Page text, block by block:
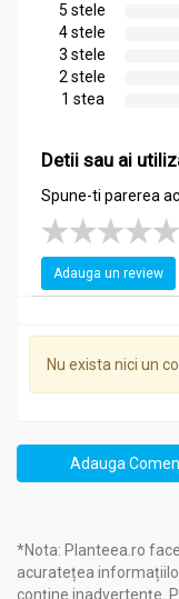
5 stele
4 stele
3 stele
2 stele
1 stea
Detii sau ai
Spune-ti parerea
Adauga un review
Nu exista nici un
Adauga
*Nota: Planteea.ro
acuratețea
conține inadvertențe.